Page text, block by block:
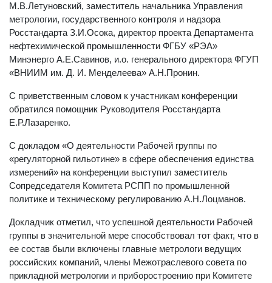
М.В.Летуновский, заместитель начальника Управления
метрологии, государственного контроля и надзора
Росстандарта З.И.Осока, директор проекта Департамента
нефтехимической промышленности ФГБУ «РЭА»
Минэнерго А.Е.Савинов, и.о. генерального директора ФГУП
«ВНИИМ им. Д. И. Менделеева» А.Н.Пронин.
С приветственным словом к участникам конференции
обратился помощник Руководителя Росстандарта
Е.Р.Лазаренко.
С докладом «О деятельности Рабочей группы по
«регуляторной гильотине» в сфере обеспечения единства
измерений» на конференции выступил заместитель
Сопредседателя Комитета РСПП по промышленной
политике и техническому регулированию А.Н.Лоцманов.
Докладчик отметил, что успешной деятельности Рабочей
группы в значительной мере способствовал тот факт, что в
ее состав были включены главные метрологи ведущих
российских компаний, члены Межотраслевого совета по
прикладной метрологии и приборостроению при Комитете